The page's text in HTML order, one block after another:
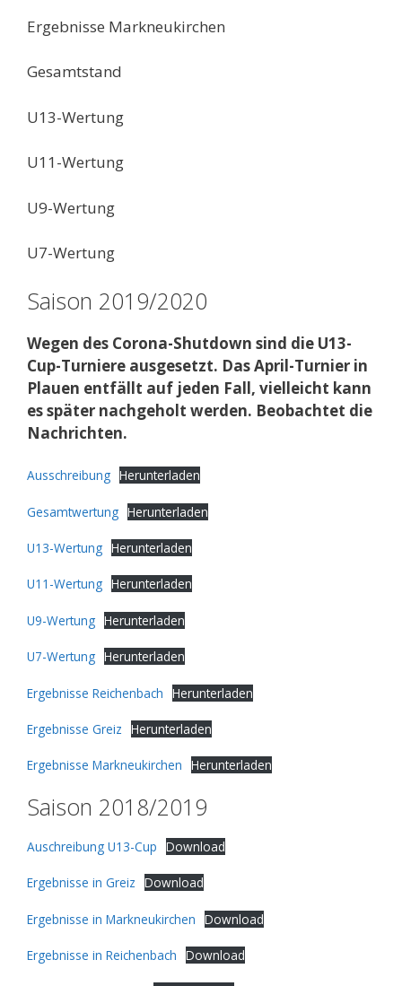
Ergebnisse Markneukirchen
Gesamtstand
U13-Wertung
U11-Wertung
U9-Wertung
U7-Wertung
Saison 2019/2020
Wegen des Corona-Shutdown sind die U13-
Cup-Turniere ausgesetzt. Das April-Turnier in
Plauen entfällt auf jeden Fall, vielleicht kann
es später nachgeholt werden. Beobachtet die
Nachrichten.
Ausschreibung Herunterladen
Gesamtwertung Herunterladen
U13-Wertung Herunterladen
U11-Wertung Herunterladen
U9-Wertung Herunterladen
U7-Wertung Herunterladen
Ergebnisse Reichenbach Herunterladen
Ergebnisse Greiz Herunterladen
Ergebnisse Markneukirchen Herunterladen
Saison 2018/2019
Auschreibung U13-Cup Download
Ergebnisse in Greiz Download
Ergebnisse in Markneukirchen Download
Ergebnisse in Reichenbach Download